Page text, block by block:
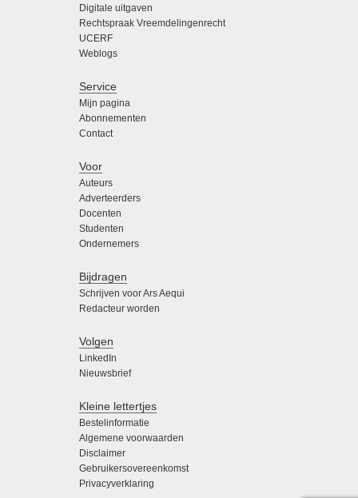
Digitale uitgaven
Rechtspraak Vreemdelingenrecht
UCERF
Weblogs
Service
Mijn pagina
Abonnementen
Contact
Voor
Auteurs
Adverteerders
Docenten
Studenten
Ondernemers
Bijdragen
Schrijven voor Ars Aequi
Redacteur worden
Volgen
LinkedIn
Nieuwsbrief
Kleine lettertjes
Bestelinformatie
Algemene voorwaarden
Disclaimer
Gebruikersovereenkomst
Privacyverklaring